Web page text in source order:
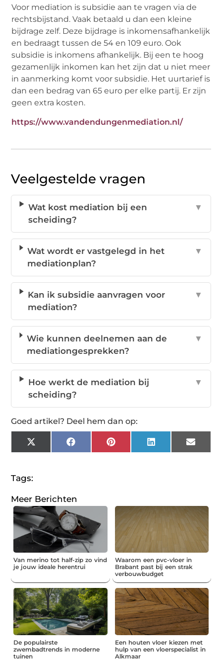
Voor mediation is subsidie aan te vragen via de
rechtsbijstand. Vaak betaald u dan een kleine
bijdrage zelf. Deze bijdrage is inkomensafhankelijk
en bedraagt tussen de 54 en 109 euro. Ook
subsidie is inkomens afhankelijk. Bij een te hoog
gezamenlijk inkomen kan het zijn dat u niet meer
in aanmerking komt voor subsidie. Het uurtarief is
dan een bedrag van 65 euro per elke partij. Er zijn
geen extra kosten.
https://www.vandendungenmediation.nl/
Veelgestelde vragen
Wat kost mediation bij een
scheiding?
▼
Wat wordt er vastgelegd in het
mediationplan?
▼
Kan ik subsidie aanvragen voor
mediation?
▼
Wie kunnen deelnemen aan de
mediationgesprekken?
▼
Hoe werkt de mediation bij
scheiding?
▼
Goed artikel? Deel hem dan op:
X
(Twitter)
FacebookPinterestLinkedInEmail
Tags:
Meer Berichten
Van merino tot half-zip zo vind
je jouw ideale herentrui
Waarom een pvc-vloer in
Brabant past bij een strak
verbouwbudget
De populairste
zwembadtrends in moderne
tuinen
Een houten vloer kiezen met
hulp van een vloerspecialist in
Alkmaar